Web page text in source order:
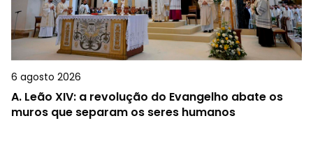
6 agosto 2026
A. Leão XIV: a revolução do Evangelho abate os
muros que separam os seres humanos